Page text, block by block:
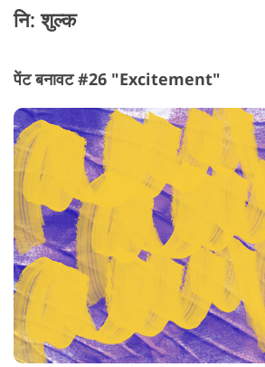
नि: शुल्क
पेंट बनावट #26 "Excitement"